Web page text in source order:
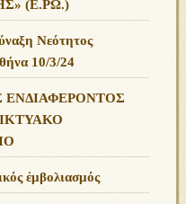
(Ε.ΡΩ.)
Νεότητος
10/3/24
ἐμβολιασμός